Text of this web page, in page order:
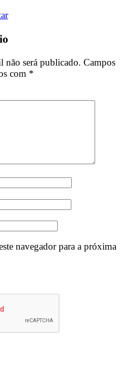
não será publicado. Campos
com *
navegador para a próxima